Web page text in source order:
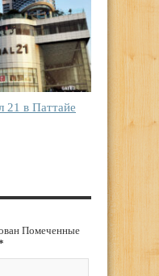
21 в Паттайе
Помеченные